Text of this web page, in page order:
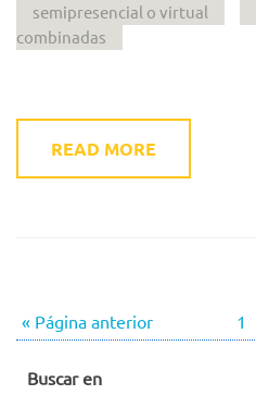
semipresencial o virtual
combinadas
READ MORE
« Página anterior 1
Buscar en